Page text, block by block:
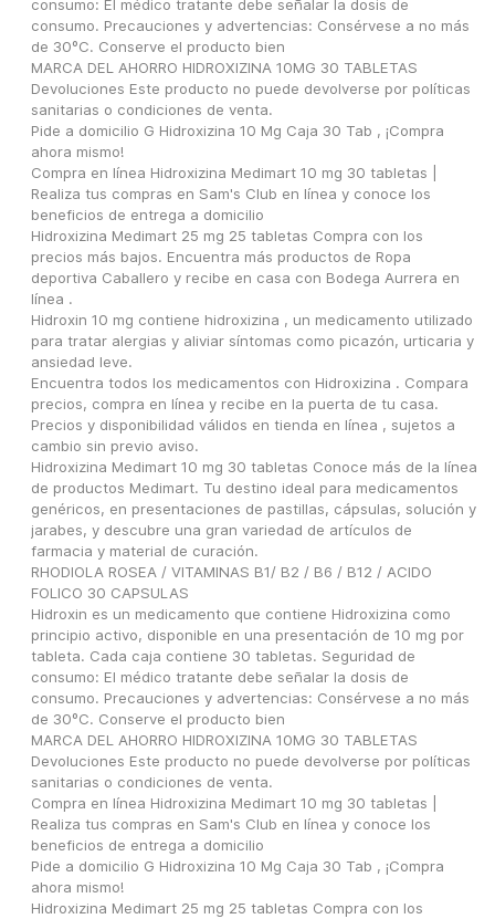
consumo: El médico tratante debe señalar la dosis de
consumo. Precauciones y advertencias: Consérvese a no más
de 30ºC. Conserve el producto bien
MARCA DEL AHORRO HIDROXIZINA 10MG 30 TABLETAS
Devoluciones Este producto no puede devolverse por políticas
sanitarias o condiciones de venta.
Pide a domicilio G Hidroxizina 10 Mg Caja 30 Tab , ¡Compra
ahora mismo!
Compra en línea Hidroxizina Medimart 10 mg 30 tabletas |
Realiza tus compras en Sam's Club en línea y conoce los
beneficios de entrega a domicilio
Hidroxizina Medimart 25 mg 25 tabletas Compra con los
precios más bajos. Encuentra más productos de Ropa
deportiva Caballero y recibe en casa con Bodega Aurrera en
línea .
Hidroxin 10 mg contiene hidroxizina , un medicamento utilizado
para tratar alergias y aliviar síntomas como picazón, urticaria y
ansiedad leve.
Encuentra todos los medicamentos con Hidroxizina . Compara
precios, compra en línea y recibe en la puerta de tu casa.
Precios y disponibilidad válidos en tienda en línea , sujetos a
cambio sin previo aviso.
Hidroxizina Medimart 10 mg 30 tabletas Conoce más de la línea
de productos Medimart. Tu destino ideal para medicamentos
genéricos, en presentaciones de pastillas, cápsulas, solución y
jarabes, y descubre una gran variedad de artículos de
farmacia y material de curación.
RHODIOLA ROSEA / VITAMINAS B1/ B2 / B6 / B12 / ACIDO
FOLICO 30 CAPSULAS
Hidroxin es un medicamento que contiene Hidroxizina como
principio activo, disponible en una presentación de 10 mg por
tableta. Cada caja contiene 30 tabletas. Seguridad de
consumo: El médico tratante debe señalar la dosis de
consumo. Precauciones y advertencias: Consérvese a no más
de 30ºC. Conserve el producto bien
MARCA DEL AHORRO HIDROXIZINA 10MG 30 TABLETAS
Devoluciones Este producto no puede devolverse por políticas
sanitarias o condiciones de venta.
Compra en línea Hidroxizina Medimart 10 mg 30 tabletas |
Realiza tus compras en Sam's Club en línea y conoce los
beneficios de entrega a domicilio
Pide a domicilio G Hidroxizina 10 Mg Caja 30 Tab , ¡Compra
ahora mismo!
Hidroxizina Medimart 25 mg 25 tabletas Compra con los